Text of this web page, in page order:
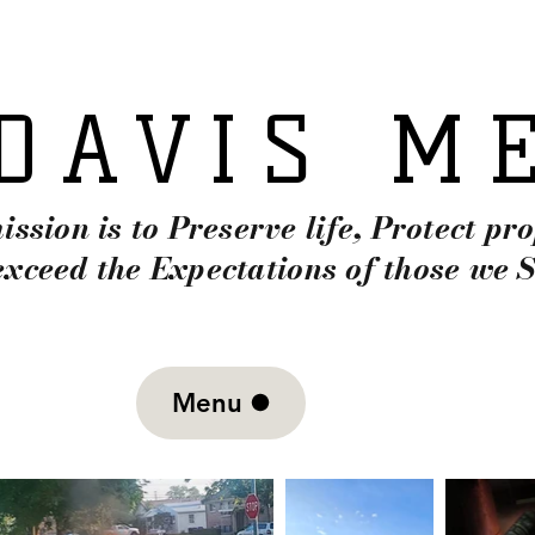
is to Preserve life, Protect
the Expectations of those we
Menu